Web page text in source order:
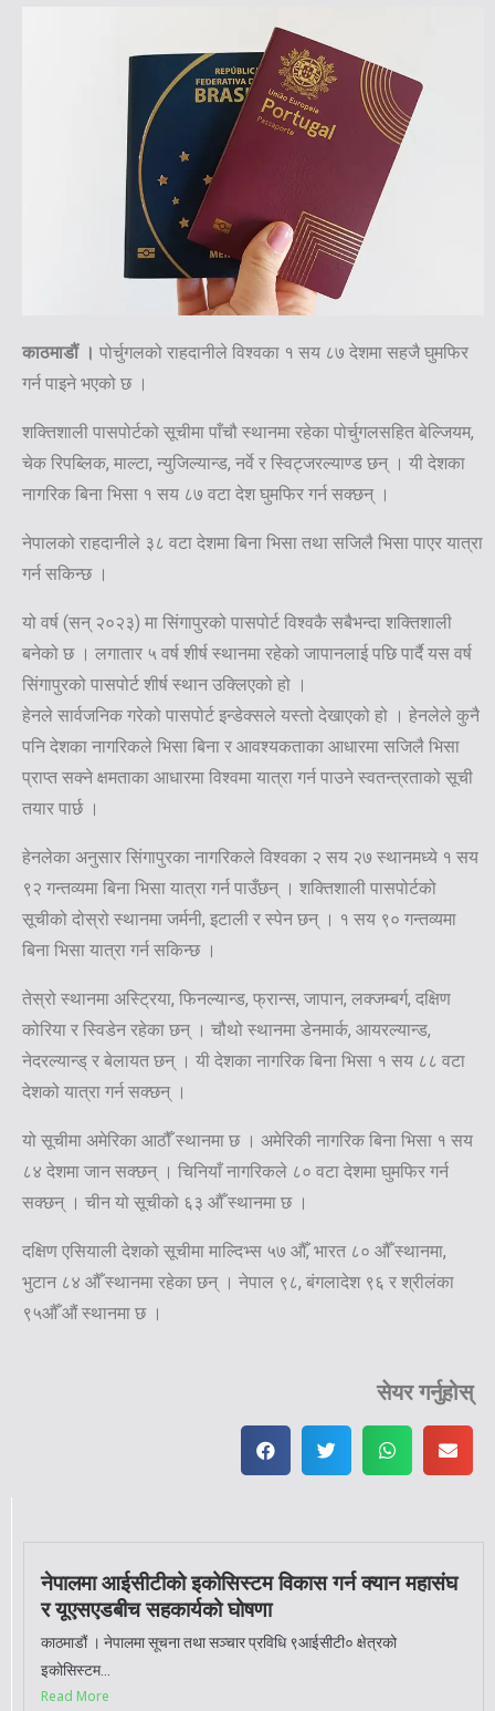
काठमाडौं । पोर्चुगलको राहदानीले विश्वका १ सय ८७ देशमा सहजै घुमफिर
गर्न पाइने भएको छ ।
शक्तिशाली पासपोर्टको सूचीमा पाँचौ स्थानमा रहेका पोर्चुगलसहित बेल्जियम,
चेक रिपब्लिक, माल्टा, न्युजिल्यान्ड, नर्वे र स्विट्जरल्याण्ड छन् । यी देशका
नागरिक बिना भिसा १ सय ८७ वटा देश घुमफिर गर्न सक्छन् ।
नेपालको राहदानीले ३८ वटा देशमा बिना भिसा तथा सजिलै भिसा पाएर यात्रा
गर्न सकिन्छ ।
यो वर्ष (सन् २०२३) मा सिंगापुरको पासपोर्ट विश्वकै सबैभन्दा शक्तिशाली
बनेको छ । लगातार ५ वर्ष शीर्ष स्थानमा रहेको जापानलाई पछि पार्दै यस वर्ष
सिंगापुरको पासपोर्ट शीर्ष स्थान उक्लिएको हो ।
हेनले सार्वजनिक गरेको पासपोर्ट इन्डेक्सले यस्तो देखाएको हो । हेनलेले कुनै
पनि देशका नागरिकले भिसा बिना र आवश्यकताका आधारमा सजिलै भिसा
प्राप्त सक्ने क्षमताका आधारमा विश्वमा यात्रा गर्न पाउने स्वतन्त्रताको सूची
तयार पार्छ ।
हेनलेका अनुसार सिंगापुरका नागरिकले विश्वका २ सय २७ स्थानमध्ये १ सय
९२ गन्तव्यमा बिना भिसा यात्रा गर्न पाउँछन् । शक्तिशाली पासपोर्टको
सूचीको दोस्रो स्थानमा जर्मनी, इटाली र स्पेन छन् । १ सय ९० गन्तव्यमा
बिना भिसा यात्रा गर्न सकिन्छ ।
तेस्रो स्थानमा अस्ट्रिया, फिनल्यान्ड, फ्रान्स, जापान, लक्जम्बर्ग, दक्षिण
कोरिया र स्विडेन रहेका छन् । चौथो स्थानमा डेनमार्क, आयरल्यान्ड,
नेदरल्यान्ड् र बेलायत छन् । यी देशका नागरिक बिना भिसा १ सय ८८ वटा
देशको यात्रा गर्न सक्छन् ।
यो सूचीमा अमेरिका आठौँ स्थानमा छ । अमेरिकी नागरिक बिना भिसा १ सय
८४ देशमा जान सक्छन् । चिनियाँ नागरिकले ८० वटा देशमा घुमफिर गर्न
सक्छन् । चीन यो सूचीको ६३ औँ स्थानमा छ ।
दक्षिण एसियाली देशको सूचीमा माल्दिभ्स ५७ औँ, भारत ८० औँ स्थानमा,
भुटान ८४ औँ स्थानमा रहेका छन् । नेपाल ९८, बंगलादेश ९६ र श्रीलंका
९५औँ औं स्थानमा छ ।
सेयर गर्नुहोस्
नेपालमा आईसीटीको इकोसिस्टम विकास गर्न क्यान महासंघ
र यूएसएडबीच सहकार्यको घोषणा
काठमाडौं । नेपालमा सूचना तथा सञ्चार प्रविधि ९आईसीटी० क्षेत्रको
इकोसिस्टम...
Read More